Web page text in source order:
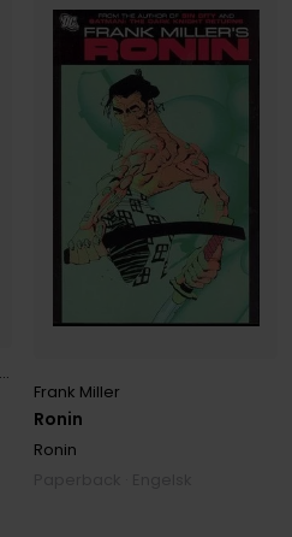
Ronin
Frank Miller
Ronin